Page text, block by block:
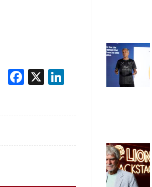
Facebook
X LinkedIn